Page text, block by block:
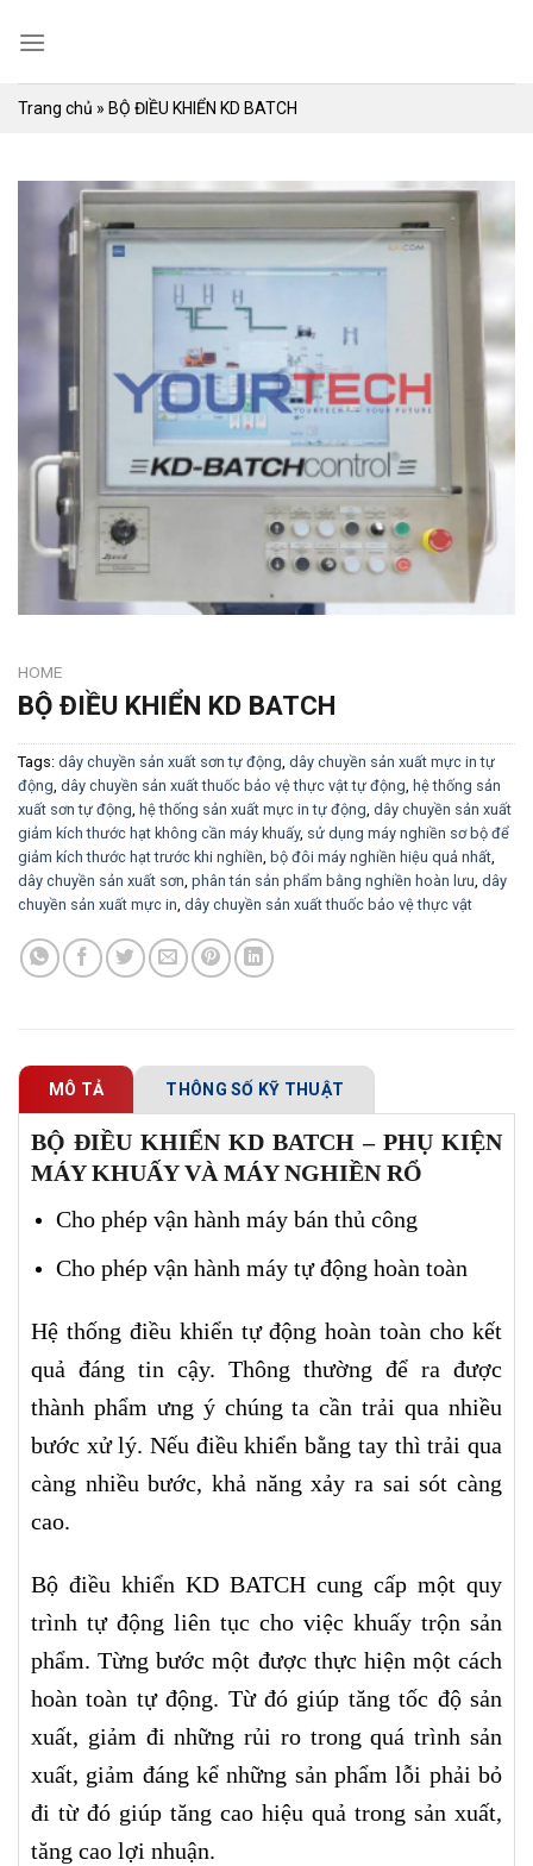
Trang chủ » BỘ ĐIỀU KHIỂN KD BATCH
HOME
BỘ ĐIỀU KHIỂN KD BATCH
Tags: dây chuyền sản xuất sơn tự động, dây chuyền sản xuất mực in tự
động, dây chuyền sản xuất thuốc bảo vệ thực vật tự động, hệ thống sản
xuất sơn tự động, hệ thống sản xuất mực in tự động, dây chuyền sản xuất
giảm kích thước hạt không cần máy khuấy, sử dụng máy nghiền sơ bộ để
giảm kích thước hạt trước khi nghiền, bộ đôi máy nghiền hiệu quả nhất,
dây chuyền sản xuất sơn, phân tán sản phẩm bằng nghiền hoàn lưu, dây
chuyền sản xuất mực in, dây chuyền sản xuất thuốc bảo vệ thực vật
MÔ TẢ THÔNG SỐ KỸ THUẬT
BỘ ĐIỀU KHIỂN KD BATCH – PHỤ KIỆN
MÁY KHUẤY VÀ MÁY NGHIỀN RỔ
Cho phép vận hành máy bán thủ công
Cho phép vận hành máy tự động hoàn toàn
Hệ thống điều khiển tự động hoàn toàn cho kết
quả đáng tin cậy. Thông thường để ra được
thành phẩm ưng ý chúng ta cần trải qua nhiều
bước xử lý. Nếu điều khiển bằng tay thì trải qua
càng nhiều bước, khả năng xảy ra sai sót càng
cao.
Bộ điều khiển KD BATCH cung cấp một quy
trình tự động liên tục cho việc khuấy trộn sản
phẩm. Từng bước một được thực hiện một cách
hoàn toàn tự động. Từ đó giúp tăng tốc độ sản
xuất, giảm đi những rủi ro trong quá trình sản
xuất, giảm đáng kể những sản phẩm lỗi phải bỏ
đi từ đó giúp tăng cao hiệu quả trong sản xuất,
tăng cao lợi nhuận.